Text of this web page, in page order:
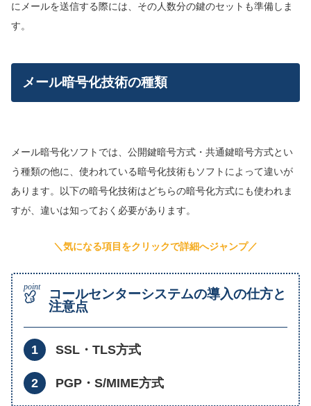
にメールを送信する際には、その人数分の鍵のセットも準備しま
す。
メール暗号化技術の種類
メール暗号化ソフトでは、公開鍵暗号方式・共通鍵暗号方式とい
う種類の他に、使われている暗号化技術もソフトによって違いが
あります。以下の暗号化技術はどちらの暗号化方式にも使われま
すが、違いは知っておく必要があります。
＼気になる項目をクリックで詳細へジャンプ／
コールセンターシステムの導入の仕方と
注意点
SSL・TLS方式
PGP・S/MIME方式